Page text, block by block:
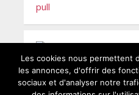
Les cookies nous permettent
les annonces, d'offrir des
sociaux et d'analyser notre